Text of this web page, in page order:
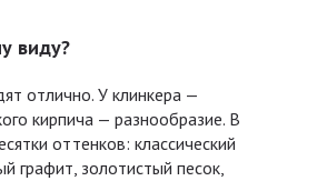
виду?
отлично. У клинкера —
кирпича — разнообразие. В
оттенков: классический
графит, золотистый песок,